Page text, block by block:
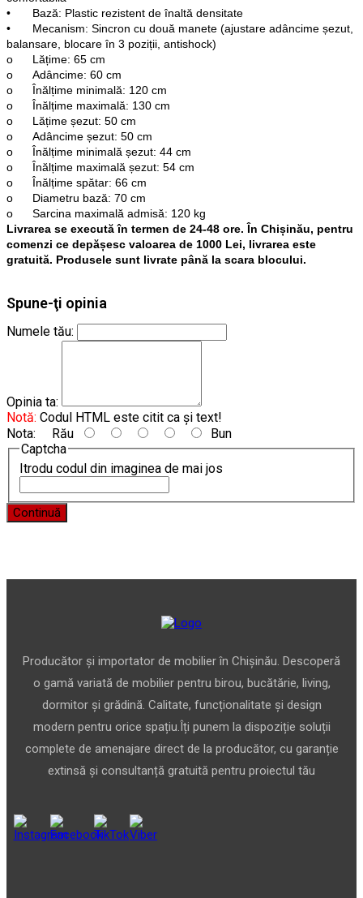
•
Bază: Plastic rezistent de înaltă densitate
•
Mecanism: Sincron cu două manete (ajustare adâncime șezut,
balansare, blocare în 3 poziții, antishock)
o
Lățime: 65 cm
o
Adâncime: 60 cm
o
Înălțime minimală: 120 cm
o
Înălțime maximală: 130 cm
o
Lățime șezut: 50 cm
o
Adâncime șezut: 50 cm
o
Înălțime minimală șezut: 44 cm
o
Înălțime maximală șezut: 54 cm
o
Înălțime spătar: 66 cm
o
Diametru bază: 70 cm
o
Sarcina maximală admisă: 120 kg
Livrarea se execută în termen de 24-48 ore. În Chișinău, pentru
comenzi ce depășesc valoarea de 1000 Lei, livrarea este
gratuită. Produsele sunt livrate până la scara blocului.
Spune-ţi opinia
Numele tău:
Opinia ta:
Notă: Codul HTML este citit ca şi text!
Nota: Rău
Bun
Captcha
Itrodu codul din imaginea de mai jos
Continuă
Producător și importator de mobilier în Chișinău. Descoperă
o gamă variată de mobilier pentru birou, bucătărie, living,
dormitor și grădină. Calitate, funcționalitate și design
modern pentru orice spațiu.Îți punem la dispoziție soluții
complete de amenajare direct de la producător, cu garanție
extinsă și consultanță gratuită pentru proiectul tău